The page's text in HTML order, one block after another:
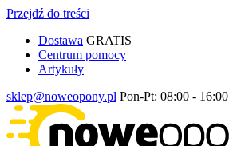
Przejdź do treści
Dostawa GRATIS
Centrum pomocy
Artykuły
sklep@noweopony.pl Pon-Pt: 08:00 - 16:00